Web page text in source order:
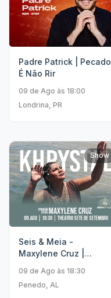
Padre Patrick | Pecado
É Não Rir
09 de Ago às 18:00
Londrina, PR
Show
Seis & Meia -
Maxylene Cruz |
09 de Ago às 18:30
Penedo, AL